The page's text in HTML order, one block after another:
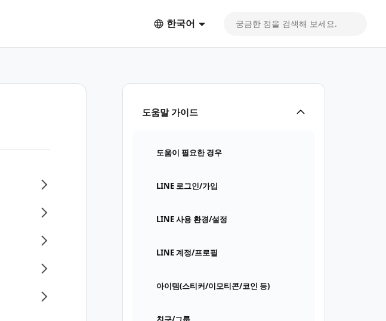
한국어
도움말 가이드
도움이 필요한 경우
LINE 로그인/가입
LINE 사용 환경/설정
LINE 계정/프로필
아이템(스티커/이모티콘/코인 등)